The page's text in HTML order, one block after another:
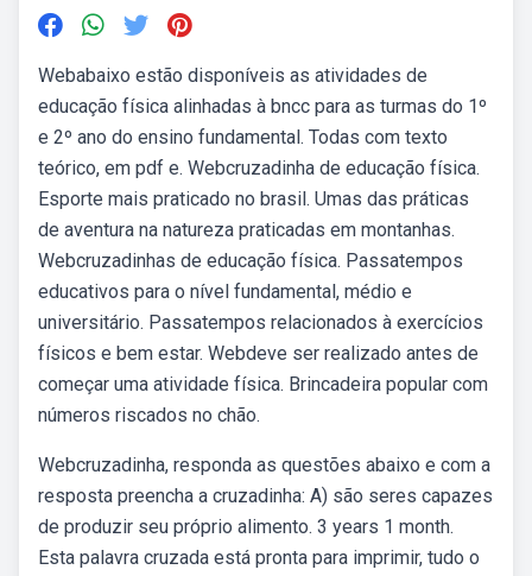
Webabaixo estão disponíveis as atividades de
educação física alinhadas à bncc para as turmas do 1º
e 2º ano do ensino fundamental. Todas com texto
teórico, em pdf e. Webcruzadinha de educação física.
Esporte mais praticado no brasil. Umas das práticas
de aventura na natureza praticadas em montanhas.
Webcruzadinhas de educação física. Passatempos
educativos para o nível fundamental, médio e
universitário. Passatempos relacionados à exercícios
físicos e bem estar. Webdeve ser realizado antes de
começar uma atividade física. Brincadeira popular com
números riscados no chão.
Webcruzadinha, responda as questões abaixo e com a
resposta preencha a cruzadinha: A) são seres capazes
de produzir seu próprio alimento. 3 years 1 month.
Esta palavra cruzada está pronta para imprimir, tudo o